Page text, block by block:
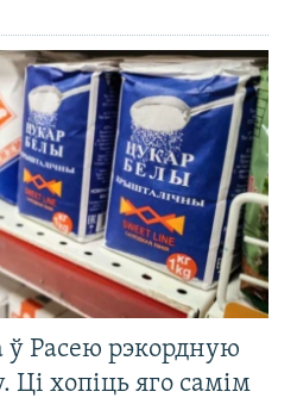
ў Расею рэкордную
Ці хопіць яго самім